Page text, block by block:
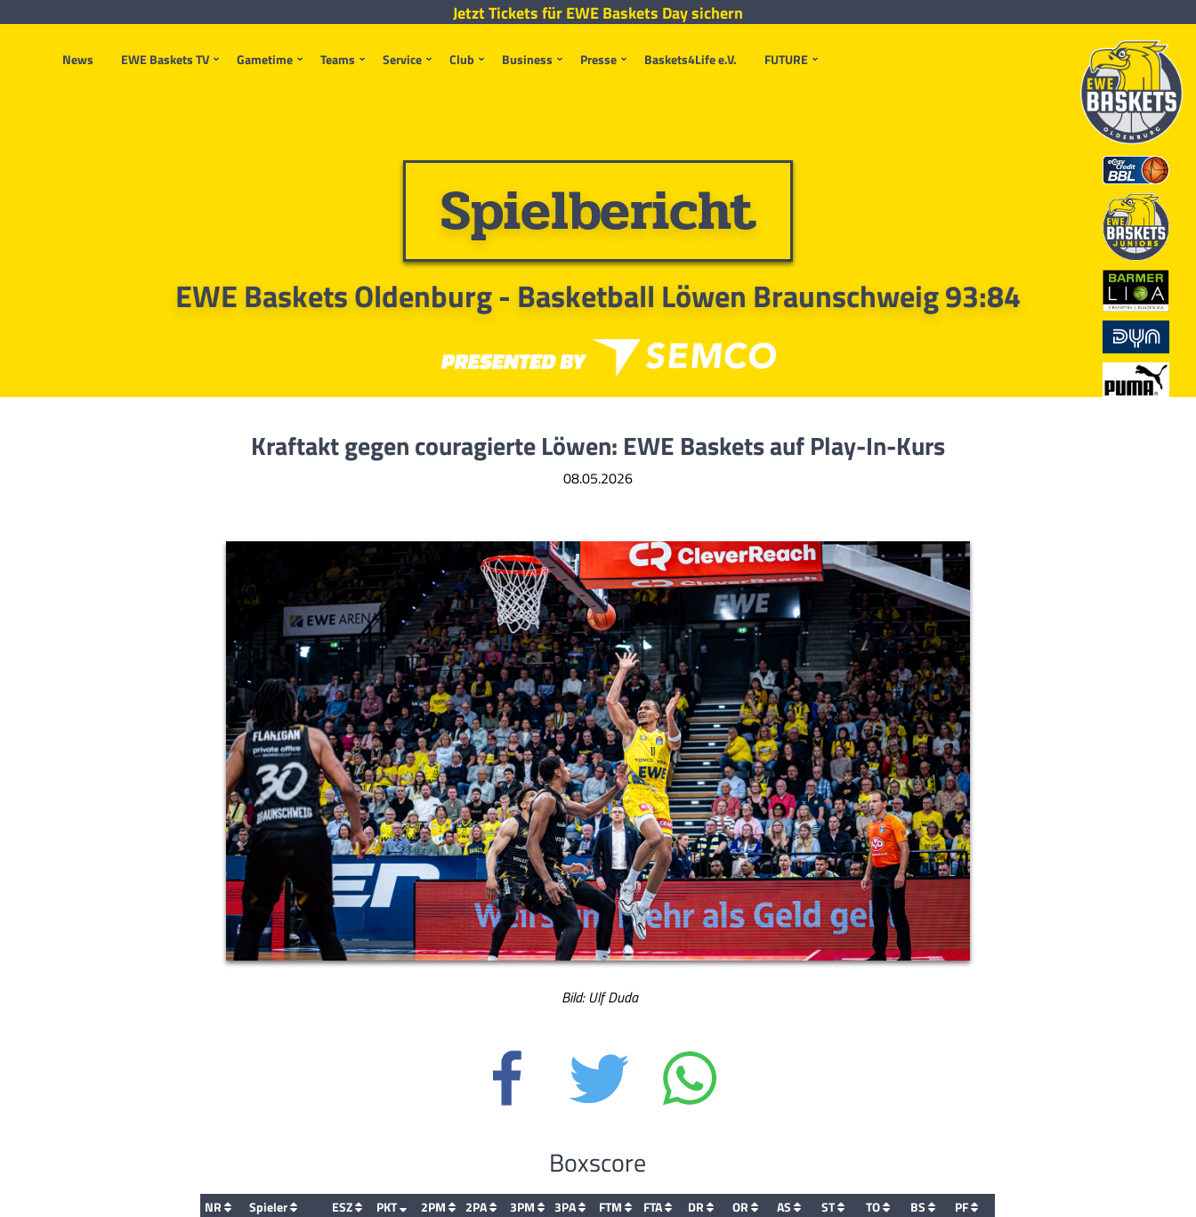
News EWE Baskets TV Gametime Teams Service Club Business Presse Baskets4Life e.V. FUTURE
Jetzt Tickets für EWE Baskets Day sichern
Spielbericht
EWE Baskets Oldenburg - Basketball Löwen Braunschweig 93:84
Kraftakt gegen couragierte Löwen: EWE Baskets auf Play-In-Kurs
08.05.2026
Bild: Ulf Duda
Boxscore
NR Spieler ESZ PKT 2PM 2PA 3PM 3PA FTM FTA DR OR AS ST TO BS
PF